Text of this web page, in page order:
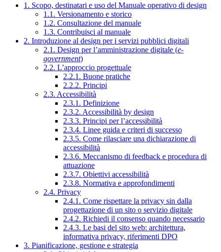
1. Scopo, destinatari e uso del Manuale operativo di design
1.1. Versionamento e storico
1.2. Consultazione del manuale
1.3. Contribuisci al manuale
2. Introduzione al design per i servizi pubblici digitali
2.1. Design per l’amministrazione digitale (e-
government)
2.2. L’approccio progettuale
2.2.1. Buone pratiche
2.2.2. Principi
2.3. Accessibilità
2.3.1. Definizione
2.3.2. Accessibilità by design
2.3.3. Principi per l’accessibilità
2.3.4. Linee guida e criteri di successo
2.3.5. Come rilasciare una dichiarazione di
accessibilità
2.3.6. Meccanismo di feedback e procedura di
attuazione
2.3.7. Obiettivi accessibilità
2.3.8. Normativa e approfondimenti
2.4. Privacy
2.4.1. Come rispettare la privacy sin dalla
progettazione di un sito o servizio digitale
2.4.2. Richiedi il consenso quando necessario
2.4.3. Le basi del sito web: architettura,
informativa privacy, riferimenti DPO
3. Pianificazione, gestione e strategia